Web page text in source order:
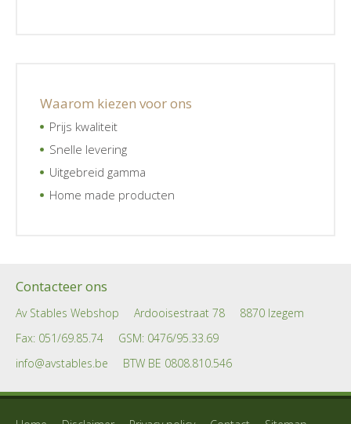
Waarom kiezen voor ons
Prijs kwaliteit
Snelle levering
Uitgebreid gamma
Home made producten
Contacteer ons
Av Stables Webshop Ardooisestraat 78
8870 Izegem
Fax: 051/69.85.74
GSM: 0476/95.33.69
info@avstables.be
BTW BE 0808.810.546